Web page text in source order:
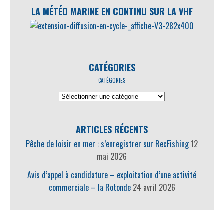
LA MÉTÉO MARINE EN CONTINU SUR LA VHF
CATÉGORIES
CATÉGORIES
ARTICLES RÉCENTS
Pêche de loisir en mer : s’enregistrer sur RecFishing12
mai 2026
Avis d’appel à candidature – exploitation d’une activité
commerciale – la Rotonde 24 avril 2026